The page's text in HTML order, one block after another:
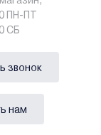
В комплекте
подходят для
ПН-ПТ
СБ
звонок
нам